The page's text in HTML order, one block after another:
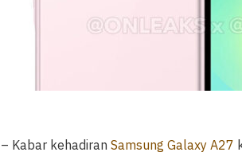
– Kabar kehadiran Samsung Galaxy A27